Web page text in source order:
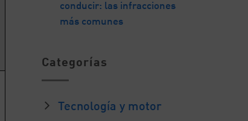
conducir: las infracciones
más comunes
Categorías
Tecnología y motor